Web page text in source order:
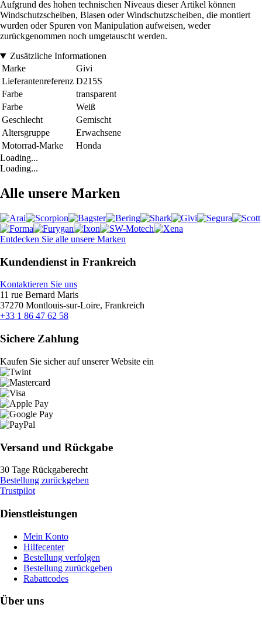
Aufgrund des hohen technischen Niveaus dieser Artikel können
Windschutzscheiben, Blasen oder Windschutzscheiben, die montiert
wurden oder Spuren von Manipulation aufweisen, weder
zurückgenommen noch umgetauscht werden.
Zusätzliche Informationen
Marke
Givi
Lieferantenreferenz D215S
Farbe
transparent
Farbe
Weiß
Geschlecht
Gemischt
Altersgruppe
Erwachsene
Motorrad-Marke
Honda
Loading...
Loading...
Alle unsere Marken
Entdecken Sie alle unsere Marken
Kundendienst in Frankreich
Kontaktieren Sie uns
11 rue Bernard Maris
37270 Montlouis-sur-Loire, Frankreich
+33 1 86 47 62 58
Sichere Zahlung
Kaufen Sie sicher auf unserer Website ein
Versand und Rückgabe
30 Tage Rückgaberecht
Bestellung zurückgeben
Trustpilot
Dienstleistungen
Mein Konto
Hilfecenter
Bestellung verfolgen
Bestellung zurückgeben
Rabattcodes
Über uns